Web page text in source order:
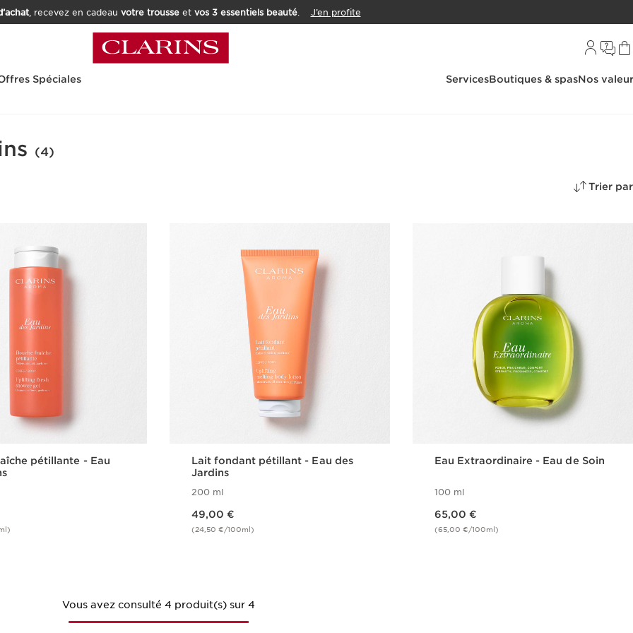
, recevez en cadeau votre trousseet vos 3 essentiels beauté. J’en profite
Spéciales ServicesBoutiques & spasNos
(4)
Trier par
pétillante - Eau
Lait fondant pétillant - Eau des
Jardins
200 ml
49,00 €
(24,50 €/100ml)
Eau Extraordinaire - Eau de Soin
100 ml
65,00 €
(65,00 €/100ml)
Vous avez consulté 4 produit(s) sur 4